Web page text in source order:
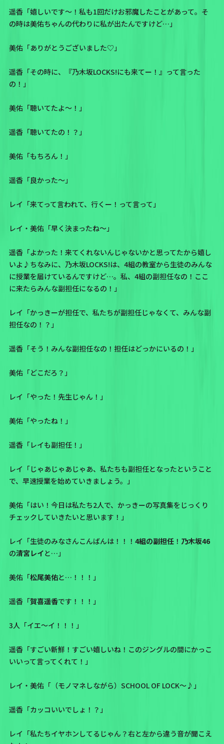
遥香「嬉しいです〜！私も1回だけお邪魔したことがあって。そ
の時は美佑ちゃんの代わりに私が出たんですけど…」
美佑「ありがとうございました♡」
遥香「その時に、『乃木坂LOCKS!にも来てー！』って言った
の！」
美佑「聴いてたよ〜！」
遥香「聴いてたの！？」
美佑「もちろん！」
遥香「良かった〜」
レイ「来てって言われて、行くー！って言って」
レイ・美佑「早く決まったね〜」
遥香「よかった！来てくれないんじゃないかと思ってたから嬉し
いよ♪ちなみに、乃木坂LOCKS!は、4組の教室から生徒のみんな
に授業を届けているんですけど…。私、4組の副担任なの！ここ
に来たらみんな副担任になるの！」
レイ「かっきーが担任で、私たちが副担任じゃなくて、みんな副
担任なの！？」
遥香「そう！みんな副担任なの！担任はどっかにいるの！」
美佑「どこだろ？」
レイ「やった！先生じゃん！」
美佑「やったね！」
遥香「レイも副担任！」
レイ「じゃあじゃあじゃあ、私たちも副担任となったということ
で、早速授業を始めていきましょう。」
美佑「はい！今日は私たち2人で、かっきーの写真集をじっくり
チェックしていきたいと思います！」
レイ「生徒のみなさんこんばんは！！！ 4組の副担任！ 乃木坂46
の清宮レイと…」
美佑「松尾美佑と…！！！」
遥香「賀喜遥香です！！！」
3人「イエ〜イ！！！」
遥香「すごい新鮮！すごい嬉しいね！このジングルの間にかっこ
いいって言ってくれて！」
レイ・美佑「（モノマネしながら）SCHOOL OF LOCK〜♪」
遥香「カッコいいでしょ！？」
レイ「私たちイヤホンしてるじゃん？右と左から違う音が聞こえ